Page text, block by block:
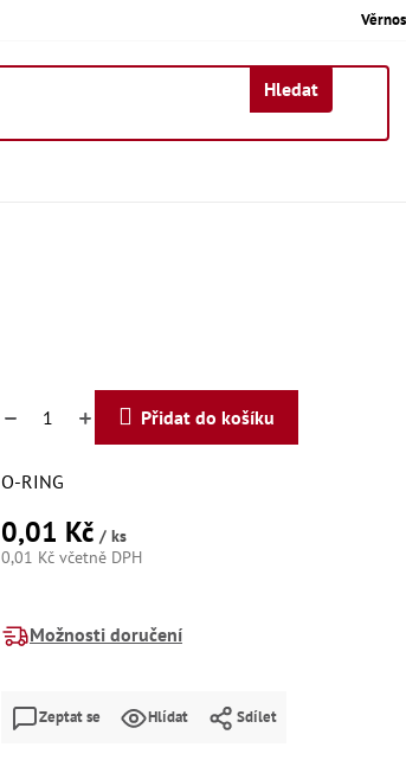
Hledat
0,01 Kč / ks
0,01 Kč včetně DPH
Možnosti doručení
Přidat do košíku
O-RING
Zeptat se Hlídat Sdílet